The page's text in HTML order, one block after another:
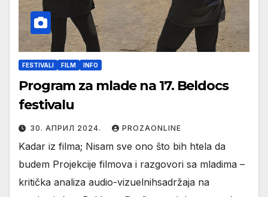
FESTIVALI FILM INFO
Program za mlade na 17. Beldocs
festivalu
30. АПРИЛ 2024. PROZAONLINE
Kadar iz filma; Nisam sve ono što bih htela da
budem Projekcije filmova i razgovori sa mladima –
kritička analiza audio-vizuelnihsadržaja na